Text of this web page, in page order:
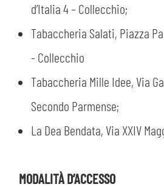
d’Italia 4 – Collecchio;
Tabaccheria Salati, Piazza
- Collecchio
Tabaccheria Mille Idee, Via
Secondo Parmense;
La Dea Bendata, Via XXIV
MODALITÀ D’ACCESSO